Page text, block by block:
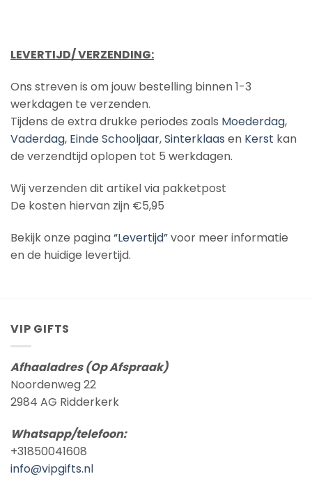
LEVERTIJD/ VERZENDING:
Ons streven is om jouw bestelling binnen 1-3
werkdagen te verzenden.
Tijdens de extra drukke periodes zoals Moederdag,
Vaderdag, Einde Schooljaar,Sinterklaas en Kerst kan
de verzendtijd oplopen tot 5 werkdagen.
Wij verzenden dit artikel via pakketpost
De kosten hiervan zijn €5,95
Bekijk onze pagina“Levertijd”voor meer informatie
en de huidige levertijd.
VIP GIFTS
Afhaaladres (Op Afspraak)
Noordenweg 22
2984 AG Ridderkerk
Whatsapp/telefoon:
+31850041608
info@vipgifts.nl